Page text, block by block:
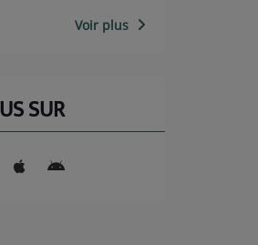
Voir plus
SUR